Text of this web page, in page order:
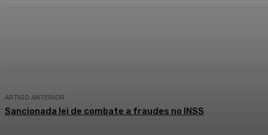
ARTIGO ANTERIOR
Sancionada lei de combate a fraudes no INSS